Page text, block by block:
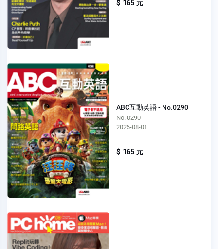
$ 165 元
ABC互動英語 - No.0290
No. 0290
2026-08-01
$ 165 元